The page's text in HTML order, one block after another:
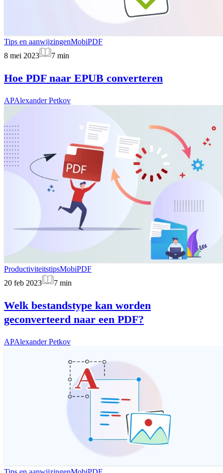
Tips en aanwijzingenMobiPDF
8 mei 2023
7 min
Hoe PDF naar EPUB converteren
APAlexander Petkov
ProductiviteitstipsMobiPDF
20 feb 2023
7 min
Welk bestandstype kan worden
geconverteerd naar een PDF?
APAlexander Petkov